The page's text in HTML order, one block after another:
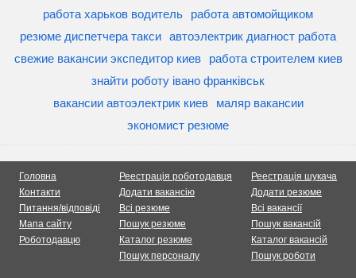
работа харьков водитель
работа автомойщиком
резюме диспетчера такси автоэлектрик диагност работа
свежие вакансии экспедитор киев
работа строителем киев
знайти роботу івано франківськ
вакансии автоэлектрик киев
маляр вакансии
экономист резюме
Головна
Контакти
Питання/відповіді
Мапа сайту
Роботодавцю
Реестрація роботодавця
Додати вакансію
Всі резюме
Пошук резюме
Каталог резюме
Пошук персоналу
Реестрація шукача
Додати резюме
Всі вакансії
Пошук вакансій
Каталог вакансій
Пошук роботи